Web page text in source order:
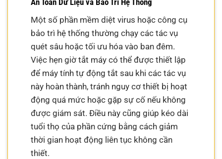
An Toàn Dữ Liệu và Bảo Trì Hệ Thống
Một số phần mềm diệt virus hoặc công cụ
bảo trì hệ thống thường chạy các tác vụ
quét sâu hoặc tối ưu hóa vào ban đêm.
Việc hẹn giờ tắt máy có thể được thiết lập
để máy tính tự động tắt sau khi các tác vụ
này hoàn thành, tránh nguy cơ thiết bị hoạt
động quá mức hoặc gặp sự cố nếu không
được giám sát. Điều này cũng giúp kéo dài
tuổi thọ của phần cứng bằng cách giảm
thời gian hoạt động liên tục không cần
thiết.